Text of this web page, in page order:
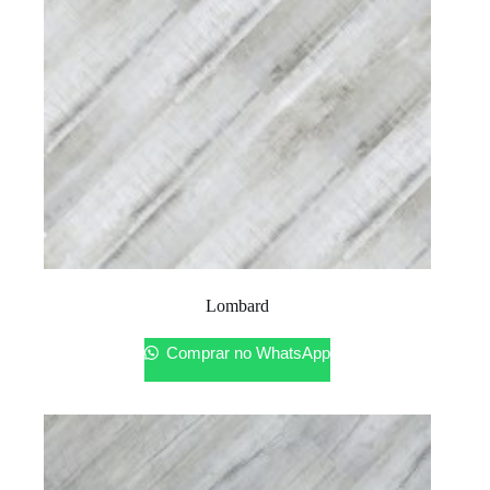
Lombard
Comprar no WhatsApp